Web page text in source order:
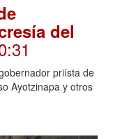
del
priísta de
Ayotzinapa y otros